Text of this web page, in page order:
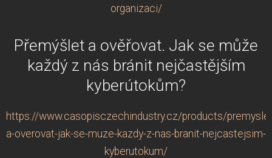
organizaci/
Přemýšlet a ověřovat. Jak se může
každý z nás bránit nejčastějším
kyberútokům?
https://www.casopisczechindustry.cz/products/
a-overovat-jak-se-muze-kazdy-z-nas-branit-nejcastejsim-
kyberutokum/